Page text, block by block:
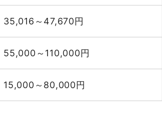
35,016～47,670円
55,000～110,000円
15,000～80,000円